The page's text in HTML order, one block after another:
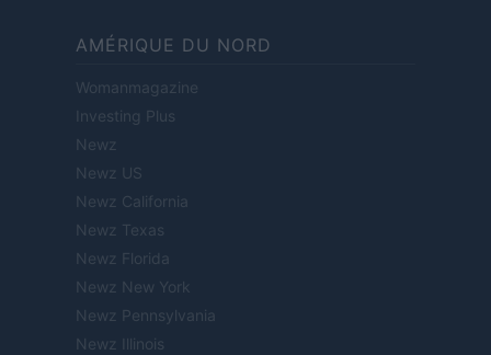
AMÉRIQUE DU NORD
Womanmagazine
Investing Plus
Newz
Newz US
Newz California
Newz Texas
Newz Florida
Newz New York
Newz Pennsylvania
Newz Illinois